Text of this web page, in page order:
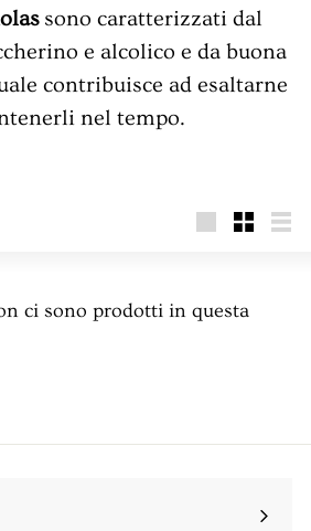
sono caratterizzati dal
e alcolico e da buona
contribuisce ad esaltarne
nel tempo.
ci sono prodotti in questa